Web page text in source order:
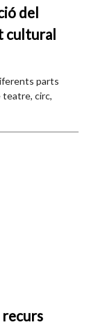
del
cultural
parts
teatre, circ,